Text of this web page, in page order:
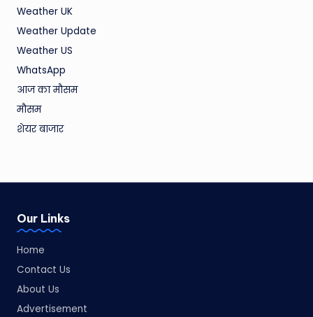
Weather UK
Weather Update
Weather US
WhatsApp
आज का मौसम
मौसम
शेयर बाजार
Our Links
Home
Contact Us
About Us
Advertisement